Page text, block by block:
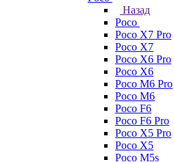
Назад
Poco
Poco X7 Pro
Poco X7
Poco X6 Pro
Poco X6
Poco M6 Pro
Poco M6
Poco F6
Poco F6 Pro
Poco X5 Pro
Poco X5
Poco M5s